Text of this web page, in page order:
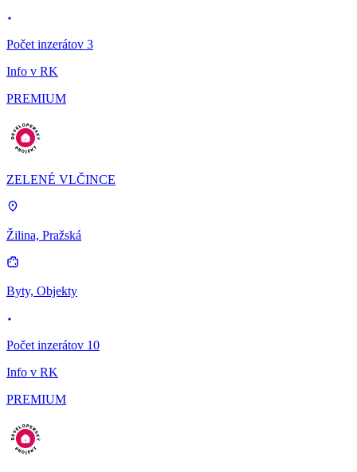
Počet inzerátov 3
Info v RK
PREMIUM
ZELENÉ VLČINCE
Žilina, Pražská
Byty, Objekty
Počet inzerátov 10
Info v RK
PREMIUM